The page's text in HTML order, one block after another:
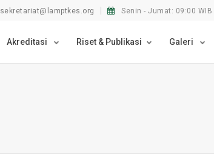
sekretariat@lamptkes.org Senin - Jumat: 09:00 WIB
Akreditasi Riset & Publikasi Galeri